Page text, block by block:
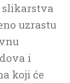
slikarstva
uzrastu
i
koji će